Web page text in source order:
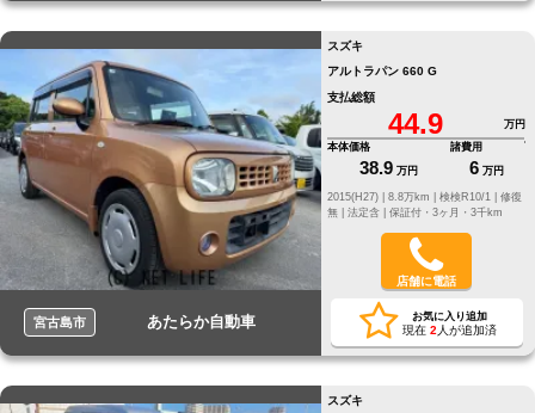
宮古島市 あたらか自動車
スズキ
アルトラパン 660 G
支払総額
44.9
万円
本体価格
38.9 万円
諸費用
6 万円
修復
無 | 法定含 | 保証付・3ヶ月・3千km
店舗に電話
お気に入り追加
現在 2 人が追加済
スズキ